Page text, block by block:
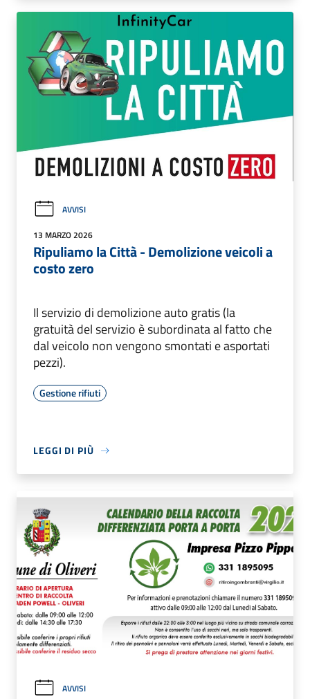
AVVISI
13 MARZO 2026
Ripuliamo la Città - Demolizione veicoli a
costo zero
Il servizio di demolizione auto gratis (la
gratuità del servizio è subordinata al fatto che
dal veicolo non vengono smontati e asportati
pezzi).
Gestione rifiuti
LEGGI DI PIÙ
AVVISI